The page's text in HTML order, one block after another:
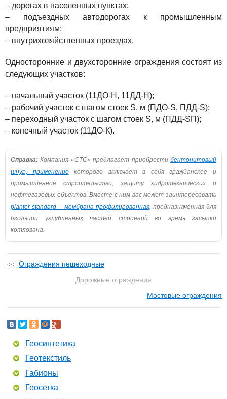
– дорогах в населенных пунктах;
– подъездных автодорогах к промышленным
предприятиям;
– внутрихозяйственных проездах.
Односторонние и двухсторонние ограждения состоят из
следующих участков:
– начальный участок (11ДО-Н, 11ДД-Н);
– рабочий участок с шагом стоек S, м (ПДО-S, ПДД-S);
– переходный участок с шагом стоек S, м (ПДД-SП);
– конечный участок (11ДО-К).
Справка: Компания «СТС» предлагает приобрести бентонитовый
шнур, применениекоторого включает в себя гражданское и
промышленное строительство, защиту гидротехнических и
нефтегазовых объектов. Вместе с ним вас может заинтересовать
planter standard – мембрана профилированная, предназначенная для
изоляции углубленных частей строений во время засыпки
котлована.
Ограждения пешеходные
Дорожные ограждения
Мостовые ограждения
Геосинтетика
Геотекстиль
Габионы
Геосетка